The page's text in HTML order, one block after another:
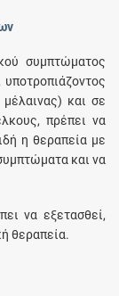
συμπτώματος
και σε
πρέπει να
η θεραπεία με
και να
να εξετασθεί,
θεραπεία.